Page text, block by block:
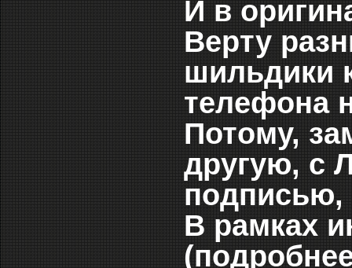
И в
Верту
шильдики
телефона
Потому,
другую,
подписью,
В рамках